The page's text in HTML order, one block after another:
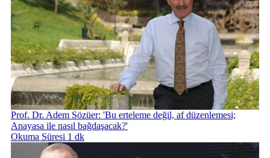
Prof. Dr. Adem Sözüer: 'Bu erteleme değil, af düzenlemesi;
Anayasa ile nasıl bağdaşacak?'
Okuma Süresi 1 dk